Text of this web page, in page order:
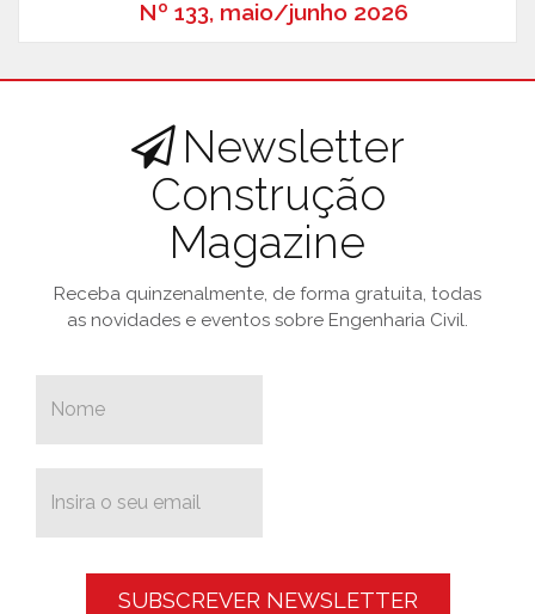
Nº 133, maio/junho 2026
Newsletter
Construção
Magazine
Receba quinzenalmente, de forma gratuita, todas
as novidades e eventos sobre Engenharia Civil.
SUBSCREVER NEWSLETTER